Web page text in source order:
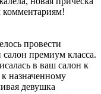
комментариям!
провести
салон премиум класса.
в ваш салон к
назначенному
девушка